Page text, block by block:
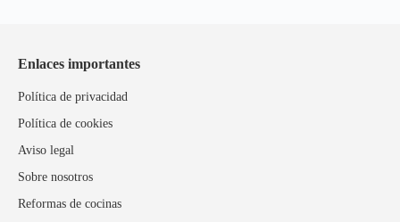
Enlaces importantes
Política de privacidad
Política de cookies
Aviso legal
Sobre nosotros
Reformas de cocinas